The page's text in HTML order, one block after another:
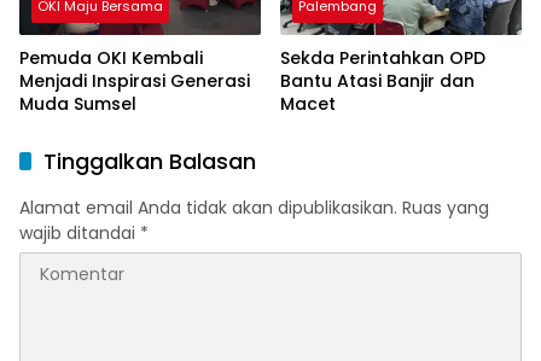
OKI Maju Bersama
Pemuda OKI Kembali
Menjadi Inspirasi Generasi
Muda Sumsel
Palembang
Sekda Perintahkan OPD
Bantu Atasi Banjir dan
Macet
Tinggalkan Balasan
Alamat email Anda tidak akan dipublikasikan. Ruas yang
wajib ditandai *